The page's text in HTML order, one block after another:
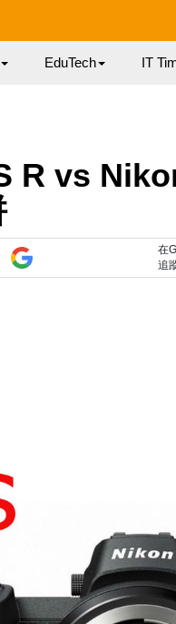
EduTech IT
R vs
在
追